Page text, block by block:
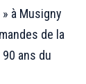
à Musigny
de la
ans du